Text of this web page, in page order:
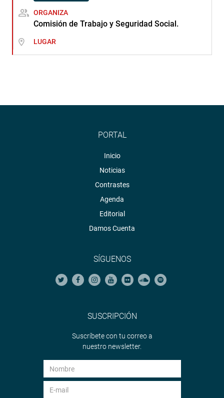
ORGANIZA
Comisión de Trabajo y Seguridad Social.
LUGAR
PORTAL
Inicio
Noticias
Contrastes
Agenda
Editorial
Damos Cuenta
SÍGUENOS
SUSCRIPCIÓN
Suscríbete con tu correo a
nuestro newsletter.